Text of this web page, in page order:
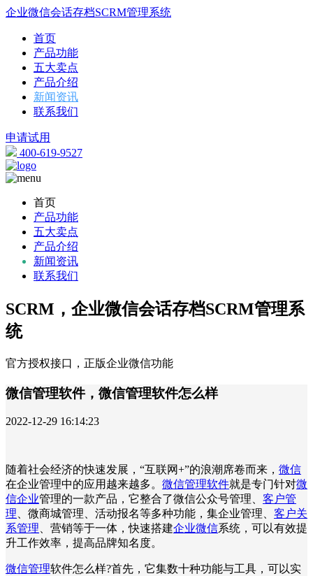
企业微信会话存档SCRM管理系统
首页
产品功能
五大卖点
产品介绍
新闻资讯
联系我们
申请试用
400-619-9527
首页
产品功能
五大卖点
产品介绍
新闻资讯
联系我们
SCRM，企业微信会话存档SCRM管理系
统
官方授权接口，正版企业微信功能
微信管理软件，微信管理软件怎么样
2022-12-29 16:14:23
随着社会经济的快速发展，“互联网+”的浪潮席卷而来， 微信
在企业管理中的应用越来越多。 微信管理软件就是专门针对微
信企业管理的一款产品，它整合了微信公众号管理、 客户管
理 、微商城管理、活动报名等多种功能，集企业管理、 客户关
系管理 、营销等于一体，快速搭建企业微信系统，可以有效提
升工作效率，提高品牌知名度。
微信管理软件怎么样?首先，它集数十种功能与工具，可以实